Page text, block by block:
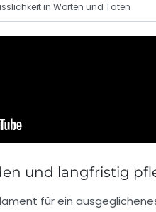
in Worten und Taten
und langfristig
für ein